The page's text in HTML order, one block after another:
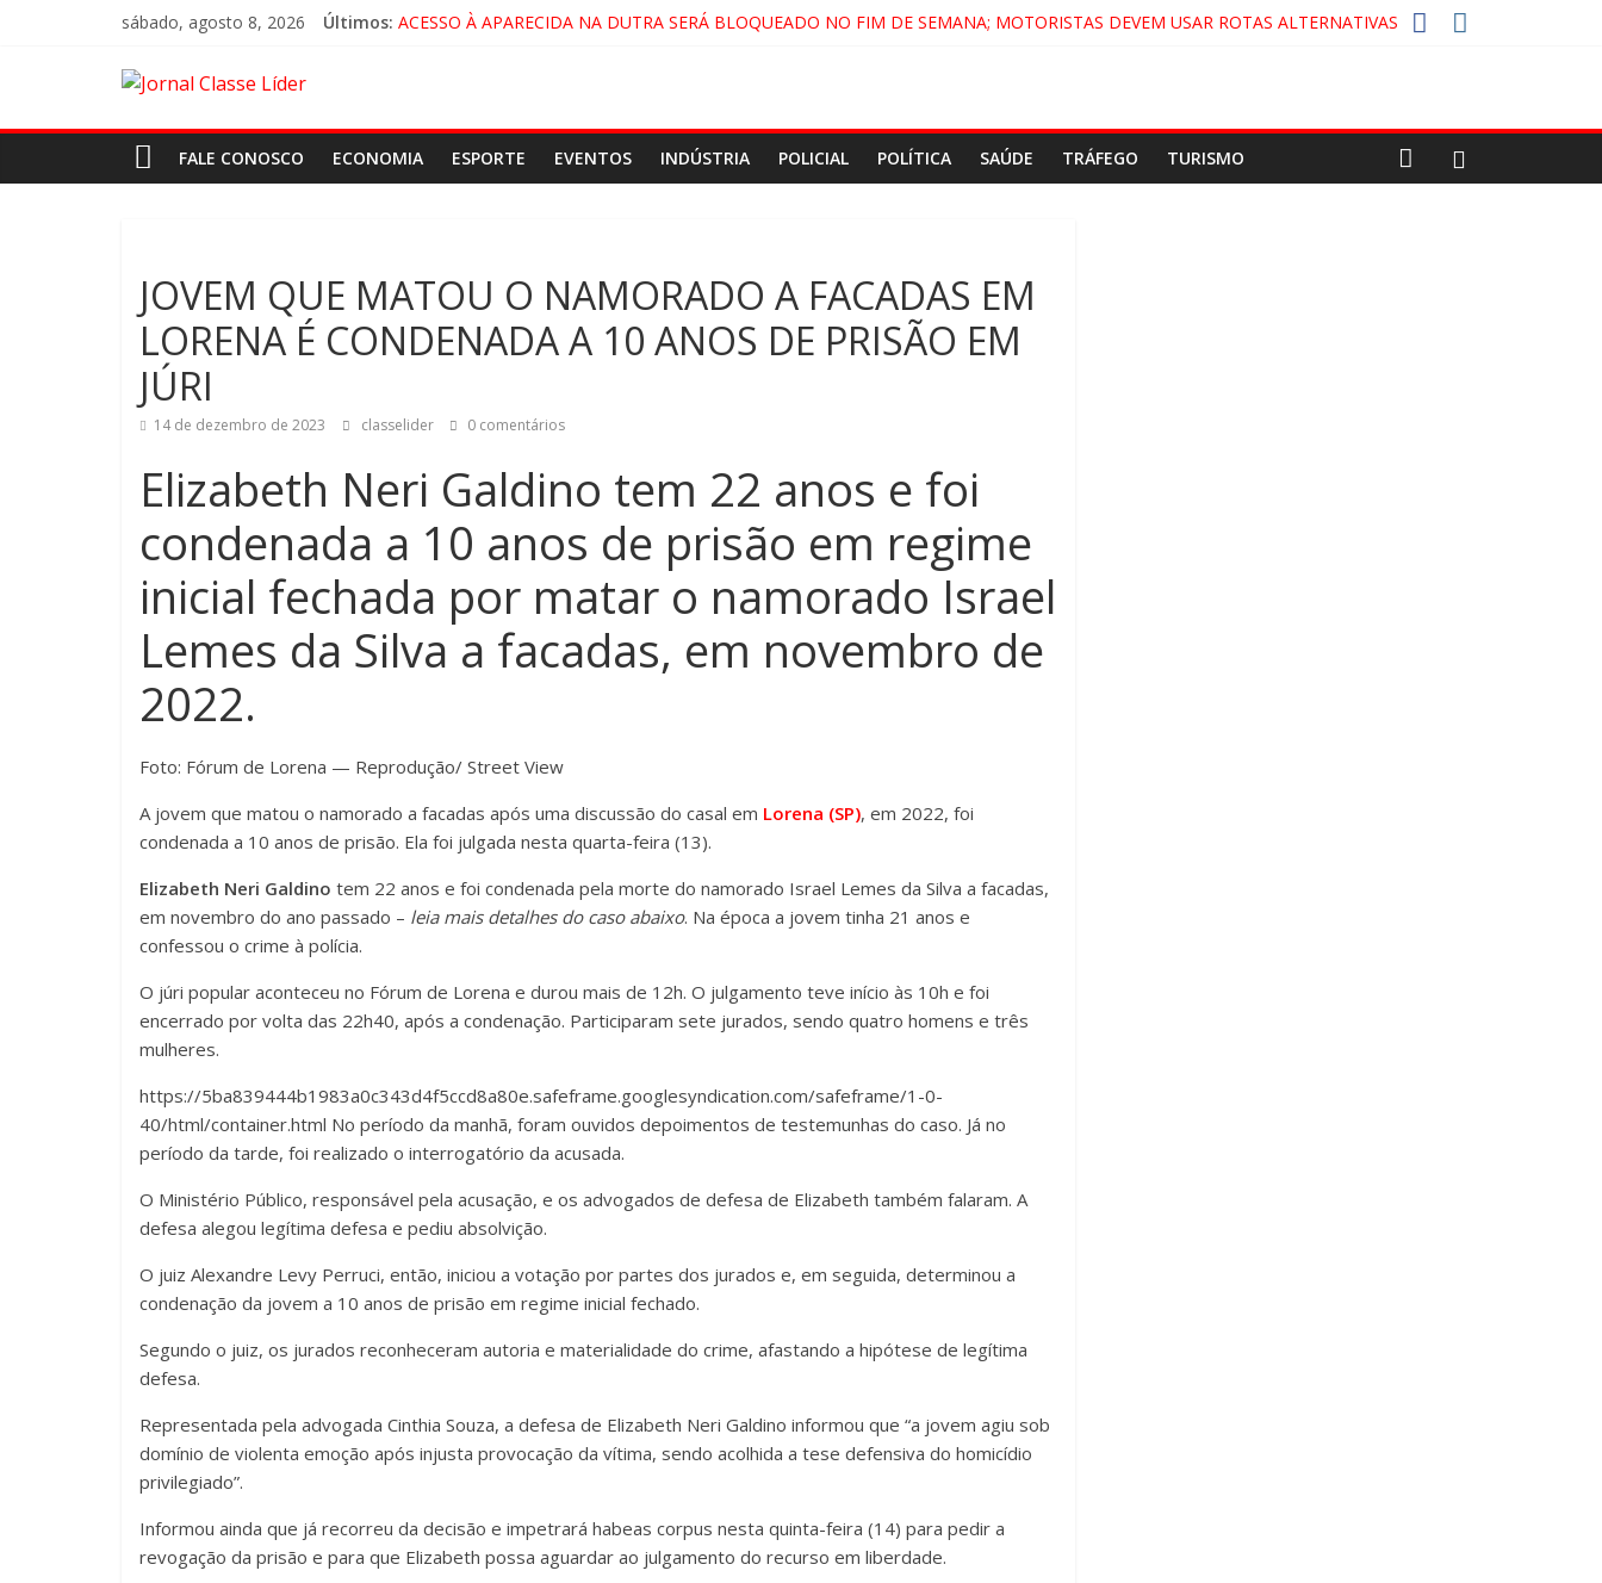
sábado, agosto 8, 2026 Últimos: ACESSO À APARECIDA NA DUTRA SERÁ BLOQUEADO NO FIM DE SEMANA; MOTORISTAS DEVEM USAR ROTAS ALTERNATIVAS
“HÁ PRESENÇA DO COMANDO VERMELHO NO VALE”, AFIRMA PROMOTOR DO GAECO
FALE CONOSCO
ECONOMIA ESPORTE EVENTOS INDÚSTRIA POLICIAL POLÍTICA SAÚDE TRÁFEGO TURISMO
JOVEM QUE MATOU O NAMORADO A FACADAS EM
LORENA É CONDENADA A 10 ANOS DE PRISÃO EM
JÚRI
14 de dezembro de 2023 classelider 0 comentários
Elizabeth Neri Galdino tem 22 anos e foi
condenada a 10 anos de prisão em regime
inicial fechada por matar o namorado Israel
Lemes da Silva a facadas, em novembro de
2022.
Foto: Fórum de Lorena — Reprodução/ Street View
A jovem que matou o namorado a facadas após uma discussão do casal em Lorena (SP), em 2022, foi
condenada a 10 anos de prisão. Ela foi julgada nesta quarta-feira (13).
Elizabeth Neri Galdino tem 22 anos e foi condenada pela morte do namorado Israel Lemes da Silva a facadas,
em novembro do ano passado – leia mais detalhes do caso abaixo. Na época a jovem tinha 21 anos e
confessou o crime à polícia.
O júri popular aconteceu no Fórum de Lorena e durou mais de 12h. O julgamento teve início às 10h e foi
encerrado por volta das 22h40, após a condenação. Participaram sete jurados, sendo quatro homens e três
mulheres.
https://5ba839444b1983a0c343d4f5ccd8a80e.safeframe.googlesyndication.com/safeframe/1-0-
40/html/container.html No período da manhã, foram ouvidos depoimentos de testemunhas do caso. Já no
período da tarde, foi realizado o interrogatório da acusada.
O Ministério Público, responsável pela acusação, e os advogados de defesa de Elizabeth também falaram. A
defesa alegou legítima defesa e pediu absolvição.
O juiz Alexandre Levy Perruci, então, iniciou a votação por partes dos jurados e, em seguida, determinou a
condenação da jovem a 10 anos de prisão em regime inicial fechado.
Segundo o juiz, os jurados reconheceram autoria e materialidade do crime, afastando a hipótese de legítima
defesa.
Representada pela advogada Cinthia Souza, a defesa de Elizabeth Neri Galdino informou que “a jovem agiu sob
domínio de violenta emoção após injusta provocação da vítima, sendo acolhida a tese defensiva do homicídio
privilegiado”.
Informou ainda que já recorreu da decisão e impetrará habeas corpus nesta quinta-feira (14) para pedir a
revogação da prisão e para que Elizabeth possa aguardar ao julgamento do recurso em liberdade.